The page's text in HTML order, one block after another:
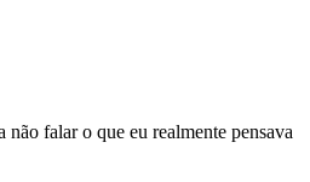
falar o que eu realmente pensava